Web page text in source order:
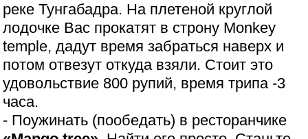
реке Тунгабадра. На плетеной круглой
лодочке Вас прокатят в строну Monkey
temple, дадут время забраться наверх и
потом отвезут откуда взяли. Стоит это
удовольствие 800 рупий, время трипа -3
часа.
- Поужинать (пообедать) в ресторанчике